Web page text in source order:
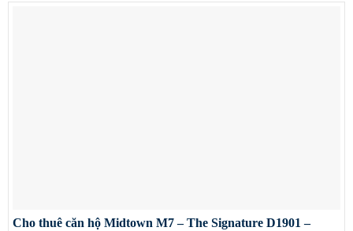
Cho thuê căn hộ Midtown M7 – The Signature D1901 –